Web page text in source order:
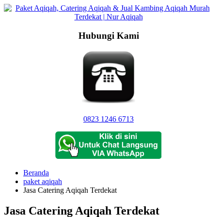
Langsung
Hubungi Kami
0823 1246 6713
Beranda
paket aqiqah
Jasa Catering Aqiqah Terdekat
Jasa Catering Aqiqah Terdekat